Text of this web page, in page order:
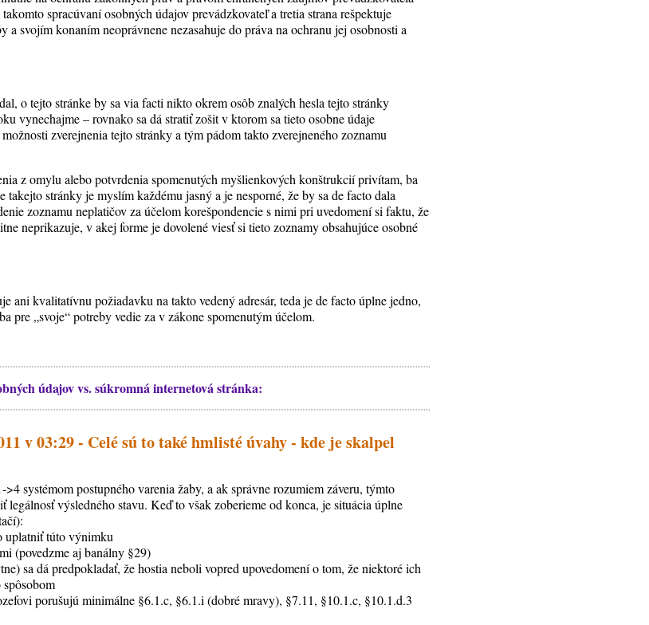
spracúvaní osobných údajov prevádzkovateľ a tretia strana rešpektuje
a svojím konaním neoprávnene nezasahuje do práva na ochranu jej osobnosti a
o tejto stránke by sa via facti nikto okrem osôb znalých hesla tejto stránky
vynechajme – rovnako sa dá stratiť zošit v ktorom sa tieto osobne údaje
zverejnenia tejto stránky a tým pádom takto zverejneného zoznamu
z omylu alebo potvrdenia spomenutých myšlienkových konštrukcií privítam, ba
stránky je myslím každému jasný a je nesporné, že by sa de facto dala
zoznamu neplatičov za účelom korešpondencie s nimi pri uvedomení si faktu, že
neprikazuje, v akej forme je dovolené viesť si tieto zoznamy obsahujúce osobné
ani kvalitatívnu požiadavku na takto vedený adresár, teda je de facto úplne jedno,
pre „svoje“ potreby vedie za v zákone spomenutým účelom.
údajov vs. súkromná internetová stránka:
v 03:29 - Celé sú to také hmlisté úvahy - kde je skalpel
systémom postupného varenia žaby, a ak správne rozumiem záveru, týmto
legálnosť výsledného stavu. Keď to však zoberieme od konca, je situácia úplne
uplatniť túto výnimku
(povedzme aj banálny §29)
sa dá predpokladať, že hostia neboli vopred upovedomení o tom, že niektoré ich
porušujú minimálne §6.1.c, §6.1.i (dobré mravy), §7.11, §10.1.c, §10.1.d.3